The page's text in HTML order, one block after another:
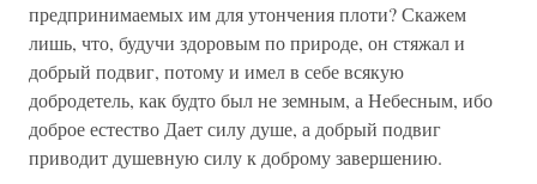
предпринимаемых им для утончения плоти? Скажем
лишь, что, будучи здоровым по природе, он стяжал и
добрый подвиг, потому и имел в себе всякую
добродетель, как будто был не земным, а Небесным, ибо
доброе естество Дает силу душе, а добрый подвиг
приводит душевную силу к доброму завершению.